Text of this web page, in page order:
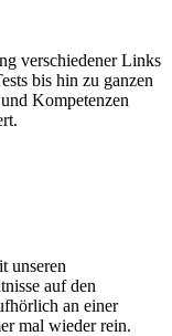
verschiedener Links
bis hin zu ganzen
Kompetenzen
unseren
auf den
an einer
mal wieder rein.